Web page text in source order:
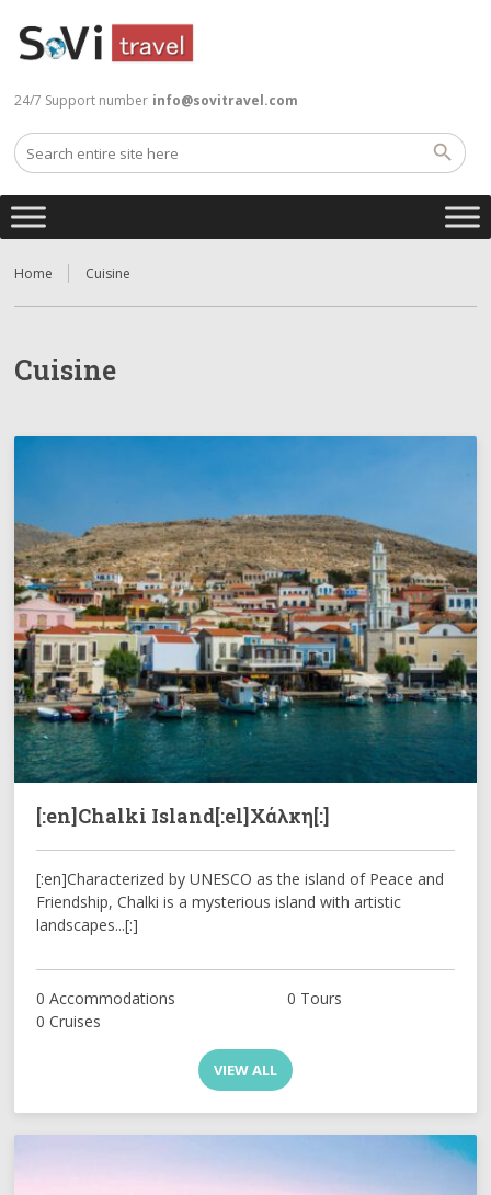
24/7 Support number info@sovitravel.com
Home Cuisine
Cuisine
[:en]Chalki Island[:el]Χάλκη[:]
[:en]Characterized by UNESCO as the island of Peace and
Friendship, Chalki is a mysterious island with artistic
landscapes...[:]
0 Accommodations
0 Tours
0 Cruises
VIEW ALL